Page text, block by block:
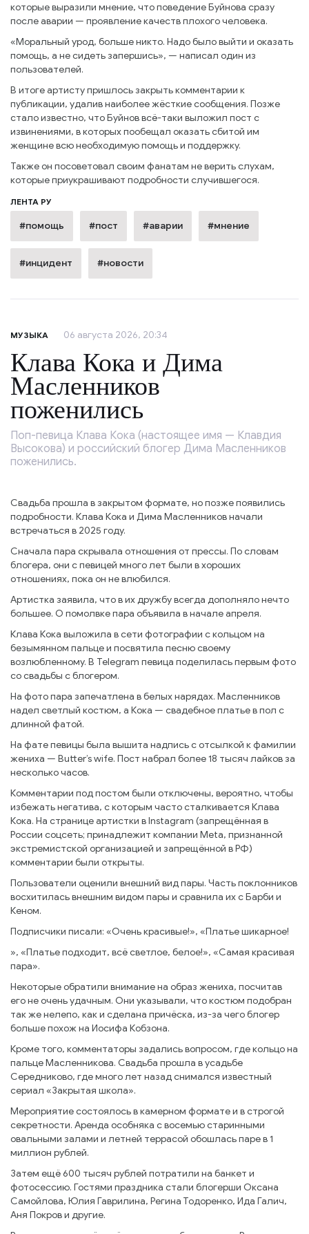
которые выразили мнение, что поведение Буйнова сразу
после аварии — проявление качеств плохого человека.
«Моральный урод, больше никто. Надо было выйти и оказать
помощь, а не сидеть запершись», — написал один из
пользователей.
В итоге артисту пришлось закрыть комментарии к
публикации, удалив наиболее жёсткие сообщения. Позже
стало известно, что Буйнов всё-таки выложил пост с
извинениями, в которых пообещал оказать сбитой им
женщине всю необходимую помощь и поддержку.
Также он посоветовал своим фанатам не верить слухам,
которые приукрашивают подробности случившегося.
ЛЕНТА РУ
#помощь #пост #аварии #мнение
#инцидент #новости
МУЗЫКА 06 августа 2026, 20:34
Клава Кока и Дима
Масленников
поженились
Поп-певица Клава Кока (настоящее имя — Клавдия
Высокова) и российский блогер Дима Масленников
поженились.
Свадьба прошла в закрытом формате, но позже появились
подробности. Клава Кока и Дима Масленников начали
встречаться в 2025 году.
Сначала пара скрывала отношения от прессы. По словам
блогера, они с певицей много лет были в хороших
отношениях, пока он не влюбился.
Артистка заявила, что в их дружбу всегда дополняло нечто
большее. О помолвке пара объявила в начале апреля.
Клава Кока выложила в сети фотографии с кольцом на
безымянном пальце и посвятила песню своему
возлюбленному. В Telegram певица поделилась первым фото
со свадьбы с блогером.
На фото пара запечатлена в белых нарядах. Масленников
надел светлый костюм, а Кока — свадебное платье в пол с
длинной фатой.
На фате певицы была вышита надпись с отсылкой к фамилии
жениха — Butter’s wife. Пост набрал более 18 тысяч лайков за
несколько часов.
Комментарии под постом были отключены, вероятно, чтобы
избежать негатива, с которым часто сталкивается Клава
Кока. На странице артистки в Instagram (запрещённая в
России соцсеть; принадлежит компании Meta, признанной
экстремистской организацией и запрещённой в РФ)
комментарии были открыты.
Пользователи оценили внешний вид пары. Часть поклонников
восхитилась внешним видом пары и сравнила их с Барби и
Кеном.
Подписчики писали: «Очень красивые!», «Платье шикарное!
», «Платье подходит, всё светлое, белое!», «Самая красивая
пара».
Некоторые обратили внимание на образ жениха, посчитав
его не очень удачным. Они указывали, что костюм подобран
так же нелепо, как и сделана причёска, из-за чего блогер
больше похож на Иосифа Кобзона.
Кроме того, комментаторы задались вопросом, где кольцо на
пальце Масленникова. Свадьба прошла в усадьбе
Середниково, где много лет назад снимался известный
сериал «Закрытая школа».
Мероприятие состоялось в камерном формате и в строгой
секретности. Аренда особняка с восемью старинными
овальными залами и летней террасой обошлась паре в 1
миллион рублей.
Затем ещё 600 тысяч рублей потратили на банкет и
фотосессию. Гостями праздника стали блогерши Оксана
Самойлова, Юлия Гаврилина, Регина Тодоренко, Ида Галич,
Аня Покров и другие.